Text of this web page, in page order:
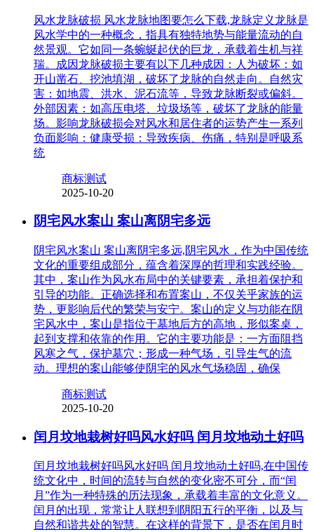
风水龙脉破损 风水龙脉地图要怎么下载,龙脉定义龙脉是
风水学中的一种概念，指具有独特地势与能量流动的自
然景观。它如同一条蜿蜒起伏的巨龙，承载着生机与祥
瑞。成因龙脉破损主要有以下几种成因：人为破坏：如
开山凿石、挖池填湖，破坏了龙脉的自然走向。自然灾
害：如地震、洪水、泥石流等，导致龙脉断裂或偏斜。
外部因素：如高压电塔、垃圾场等，破坏了龙脉的能量
场。影响龙脉破损会对风水和居住者的运势产生一系列
负面影响：健康受损：导致疾病、伤痛，特别是呼吸系
统
商标测试
2025-10-20
阴宅风水案山 案山离阴宅多远
阴宅风水案山 案山离阴宅多远,阴宅风水，作为中国传统
文化的重要组成部分，蕴含着深厚的哲理和实践经验。
其中，案山作为风水布局中的关键要素，承担着保护和
引导的功能。正确选择和布置案山，不仅关乎家族的运
势，更影响后代的繁荣与安宁。案山的定义与功能在阴
宅风水中，案山是指位于墓地后方的高地，形似案桌，
起到支撑和依靠的作用。它的主要功能是：一方面阻挡
风寒之气，保护墓穴；形成一种气场，引导生气的流
动。理想的案山能够使阴宅的风水气场稳固，确保
商标测试
2025-10-20
闰月坟地栽树好吗风水好吗 闰月坟地动土好吗
闰月坟地栽树好吗风水好吗 闰月坟地动土好吗,在中国传
统文化中，时间的流转与自然的变化密不可分，而“闰
月”作为一种特殊的历法现象，承载着丰富的文化意义。
闰月的出现，常常让人联想到阴阳五行的平衡，以及与
自然和谐共处的智慧。在这样的背景下，是否在闰月时